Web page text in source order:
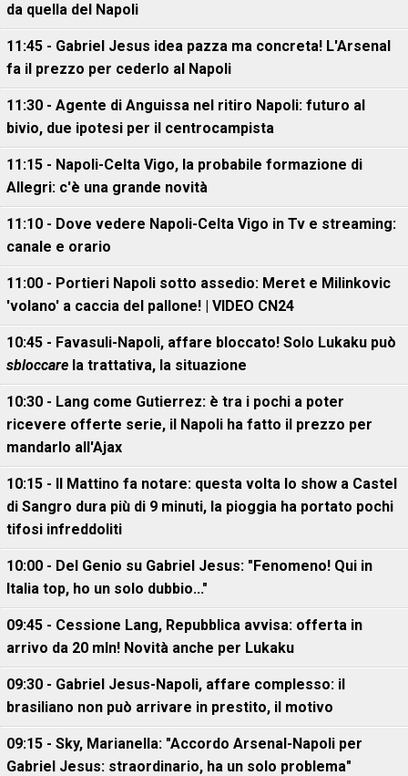
da quella del Napoli
11:45 - Gabriel Jesus idea pazza ma concreta! L'Arsenal
fa il prezzo per cederlo al Napoli
11:30 - Agente di Anguissa nel ritiro Napoli: futuro al
bivio, due ipotesi per il centrocampista
11:15 - Napoli-Celta Vigo, la probabile formazione di
Allegri: c'è una grande novità
11:10 - Dove vedere Napoli-Celta Vigo in Tv e streaming:
canale e orario
11:00 - Portieri Napoli sotto assedio: Meret e Milinkovic
'volano' a caccia del pallone! | VIDEO CN24
10:45 - Favasuli-Napoli, affare bloccato! Solo Lukaku può
sbloccare la trattativa, la situazione
10:30 - Lang come Gutierrez: è tra i pochi a poter
ricevere offerte serie, il Napoli ha fatto il prezzo per
mandarlo all'Ajax
10:15 - Il Mattino fa notare: questa volta lo show a Castel
di Sangro dura più di 9 minuti, la pioggia ha portato pochi
tifosi infreddoliti
10:00 - Del Genio su Gabriel Jesus: "Fenomeno! Qui in
Italia top, ho un solo dubbio..."
09:45 - Cessione Lang, Repubblica avvisa: offerta in
arrivo da 20 mln! Novità anche per Lukaku
09:30 - Gabriel Jesus-Napoli, affare complesso: il
brasiliano non può arrivare in prestito, il motivo
09:15 - Sky, Marianella: "Accordo Arsenal-Napoli per
Gabriel Jesus: straordinario, ha un solo problema"